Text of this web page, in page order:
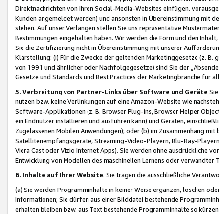
Direktnachrichten von Ihren Social-Media-Websites einfügen.
Kunden angemeldet werden) und ansonsten in Übereinstimmung mit
stehen. Auf unser Verlangen stellen Sie uns repräsentative
Bestimmungen eingehalten haben. Wir werden die Form und den
Sie die Zertifizierung nicht in Übereinstimmung mit unserer
Klarstellung: (i) Für die Zwecke der geltenden Marketinggesetze (z. B.
von 1991 und ähnlicher oder Nachfolgegesetze) sind Sie der
Gesetze und Standards und Best Practices der Marketingbranche für
5. Verbreitung von Partner-Links über Software und Geräte
nutzen bzw. keine Verlinkungen auf eine Amazon-Website wie
Software-Applikationen (z. B. Browser Plug-ins, Browser Helper
ein Endnutzer installieren und ausführen kann) und Geräten,
Zugelassenen Mobilen Anwendungen); oder (b) im Zusammenhang
Satellitenempfangsgeräte, Streaming-Video-Playern, Blu-Ray-
Viera Cast oder Vizio Internet Apps). Sie werden ohne ausdrückliche
Entwicklung von Modellen des maschinellen Lernens oder
6. Inhalte auf Ihrer Website. Sie tragen die ausschließliche
(a) Sie werden Programminhalte in keiner Weise ergänzen, löschen
Informationen; Sie dürfen aus einer Bilddatei bestehende
erhalten bleiben bzw. aus Text bestehende Programminhalte so